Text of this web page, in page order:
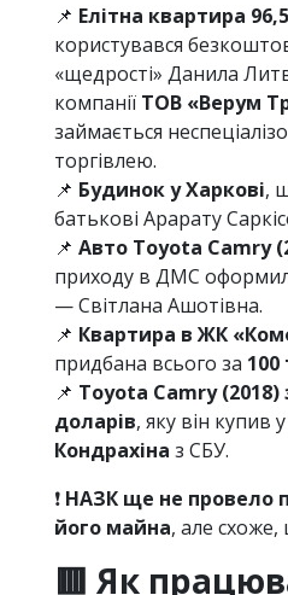
📌 Елітна квартира
користувався
«щедрості» Данила
компанії ТОВ «Верум
займається
торгівлею.
📌 Будинок у Харкові,
батькові Арарату
📌 Авто Toyota Camry
приходу в ДМС
— Світлана Ашотівна.
📌 Квартира в ЖК
придбана всього за 100
📌 Toyota Camry (2018)
доларів, яку він купив у
Кондрахіна з СБУ.
❗️ НАЗК ще не провело
його майна, але
🟥 Як